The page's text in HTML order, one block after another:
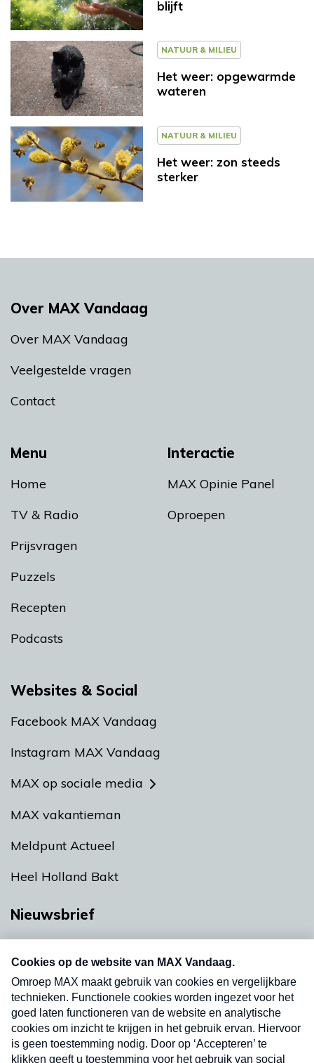
blijft
NATUUR & MILIEU
Het weer: opgewarmde
wateren
NATUUR & MILIEU
Het weer: zon steeds
sterker
Menu
Home
TV & Radio
Prijsvragen
Puzzels
Recepten
Podcasts
Interactie
MAX Opinie Panel
Oproepen
Over MAX Vandaag
Over MAX Vandaag
Veelgestelde vragen
Contact
Websites & Social
Facebook MAX Vandaag
Instagram MAX Vandaag
MAX op sociale media
MAX vakantieman
Meldpunt Actueel
Heel Holland Bakt
Nieuwsbrief
nieuwsbrief. Elke vrijdag- en dinsdagochtend in
uw mailbox.
Verzend